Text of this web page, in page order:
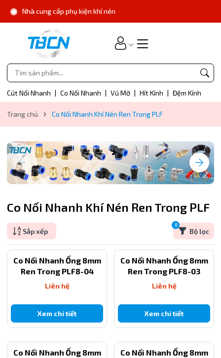
Nhà cung cấp phụ kiện khí nén
Cút Nối Nhanh | Co Nối Nhanh | Vú Mỡ | Hít Kính | Đệm Kính
Trang chủ Co Nối Nhanh Khí Nén Ren Trong PLF
Co Nối Nhanh Khí Nén Ren Trong PLF
Sắp xếp Bộ lọc
0
Co Nối Nhanh Ống 8mm
Ren Trong PLF8-04
Liên hệ
Xem chi tiết
Co Nối Nhanh Ống 8mm
Ren Trong PLF8-03
Liên hệ
Xem chi tiết
Co Nối Nhanh Ống 8mm
Co Nối Nhanh Ống 8mm